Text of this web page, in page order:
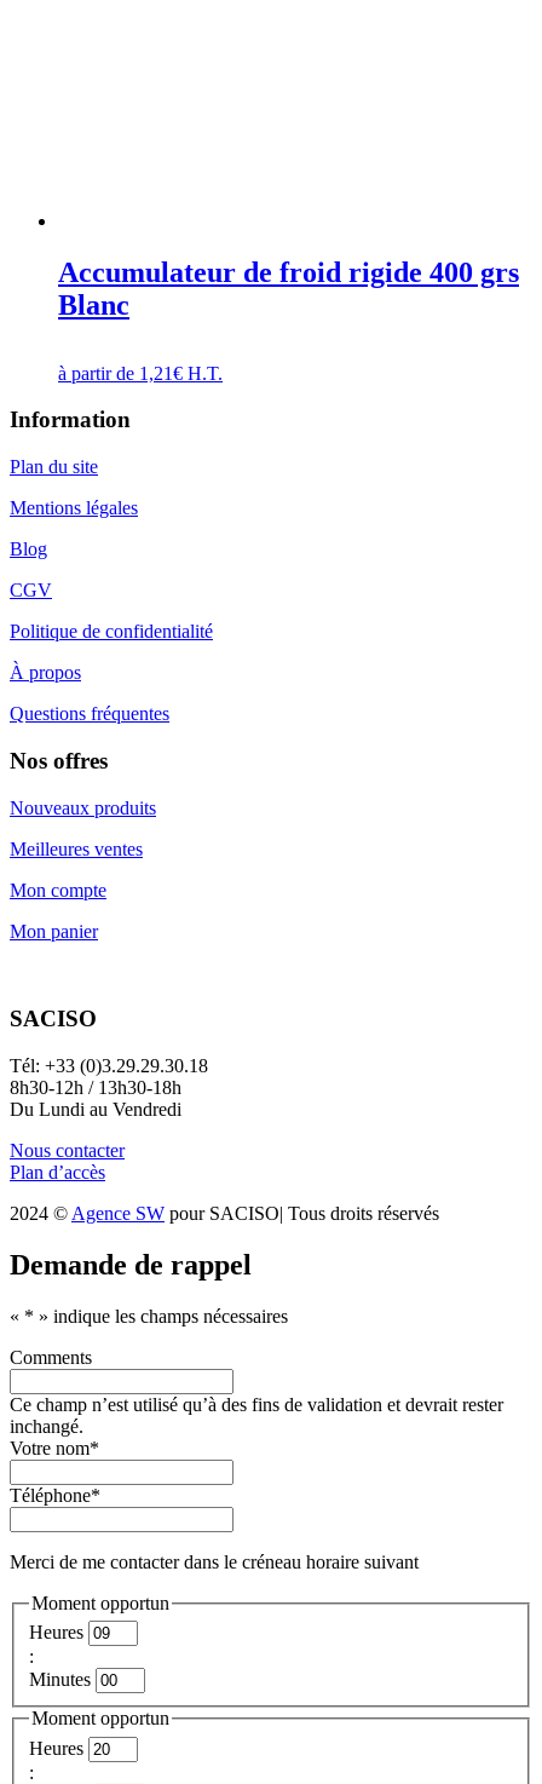
Accumulateur de froid rigide 400 grs
Blanc
à partir de 1,21€ H.T.
Information
Plan du site
Mentions légales
Blog
CGV
Politique de confidentialité
À propos
Questions fréquentes
Nos offres
Nouveaux produits
Meilleures ventes
Mon compte
Mon panier
SACISO
Tél: +33 (0)3.29.29.30.18
8h30-12h / 13h30-18h
Du Lundi au Vendredi
Nous contacter
Plan d’accès
2024 © Agence SW pour SACISO| Tous droits réservés
Demande de rappel
« * » indique les champs nécessaires
Comments
Ce champ n’est utilisé qu’à des fins de validation et devrait rester
inchangé.
Votre nom*
Téléphone*
Merci de me contacter dans le créneau horaire suivant
Moment opportun
Heures
:
Minutes
Moment opportun
Heures
: